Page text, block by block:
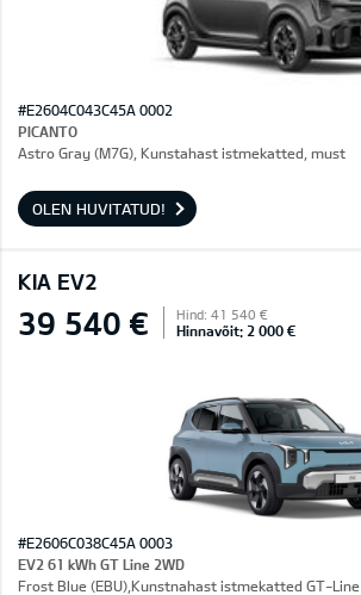
#E2604C043C45A 0002
PICANTO
Astro Gray (M7G), Kunstahast istmekatted, must
OLEN HUVITATUD!
KIA EV2
39 540 € Hind: 41 540 €
Hinnavõit: 2 000 €
#E2606C038C45A 0003
EV2 61 kWh GT Line 2WD
Frost Blue (EBU),Kunstnahast istmekatted GT-Line